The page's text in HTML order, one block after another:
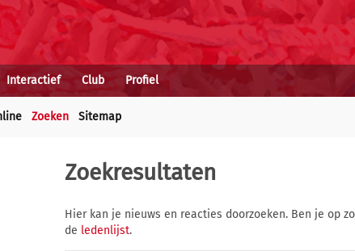
Interactief Club Profiel
Zoeken Sitemap
Zoekresultaten
Hier kan je nieuws en reacties doorzoeken. Ben je op
de ledenlijst.